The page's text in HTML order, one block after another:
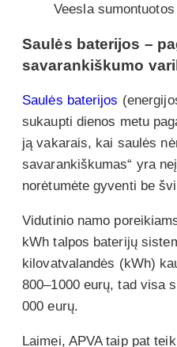
Veesla
Saulės baterijos –
savarankiškumo
Saulės baterijos
sukaupti dienos metu
ją vakarais, kai saulės
savarankiškumas“ yra
norėtumėte gyventi be
Vidutinio namo
kWh talpos baterijų
kilovatvalandės (kWh)
800–1000 eurų, tad visa
000 eurų.
Laimei, APVA taip pat